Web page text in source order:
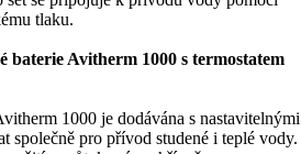
tlaku.
baterie Avitherm 1000 s termostatem
1000 je dodávána s nastavitelnými
společně pro přívod studené i teplé vody.